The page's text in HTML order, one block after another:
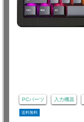
PCパーツ 入力機器
送料無料